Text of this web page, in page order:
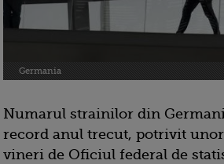
Germania
Numarul strainilor din
record anul trecut, potrivit
vineri de Oficiul federal de